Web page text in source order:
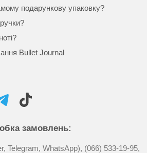
подарункову упаковку?
Bullet Journal
замовлень:
Telegram, WhatsApp), (066) 533-19-95,